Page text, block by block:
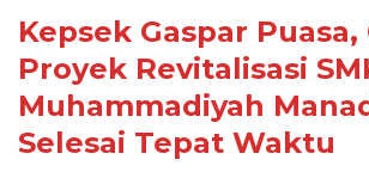
Kepsek Gaspar
Proyek Revitalisasi
Muhammadiyah
Selesai Tepat Waktu